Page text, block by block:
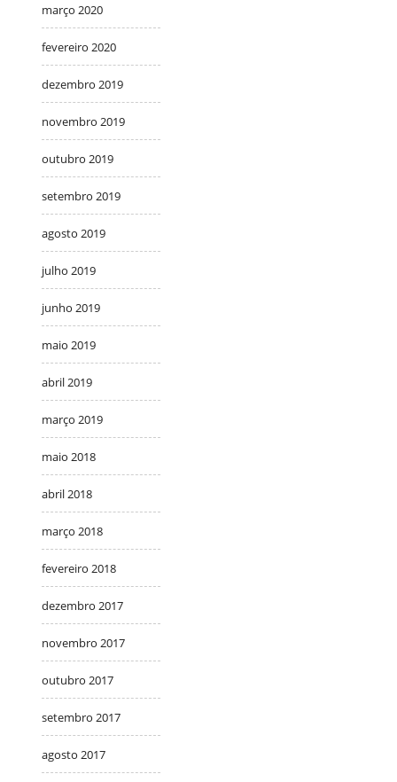
março 2020
fevereiro 2020
dezembro 2019
novembro 2019
outubro 2019
setembro 2019
agosto 2019
julho 2019
junho 2019
maio 2019
abril 2019
março 2019
maio 2018
abril 2018
março 2018
fevereiro 2018
dezembro 2017
novembro 2017
outubro 2017
setembro 2017
agosto 2017